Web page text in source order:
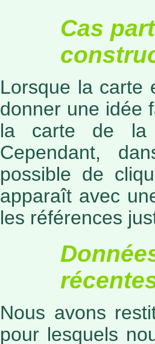
Cas
Lorsque la carte
donner une idée
la carte de la
Cependant,
possible de
apparaît avec
les références
Nous avons
pour lesquels